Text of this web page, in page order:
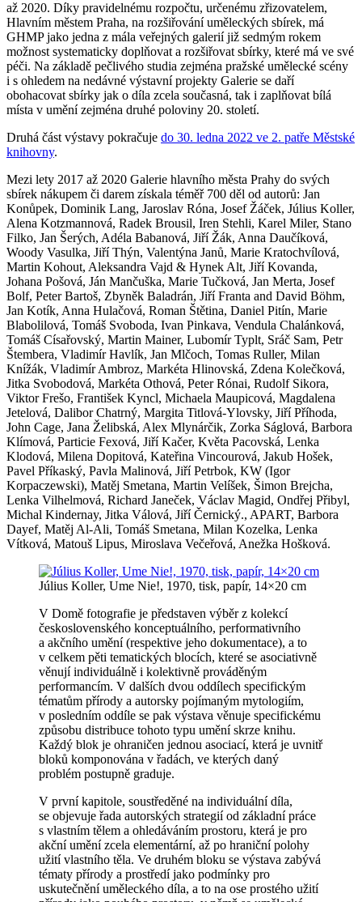
až 2020. Díky pravidelnému rozpočtu, určenému zřizovatelem,
Hlavním městem Praha, na rozšiřování uměleckých sbírek, má
GHMP jako jedna z mála veřejných galerií již sedmým rokem
možnost systematicky doplňovat a rozšiřovat sbírky, které má ve své
péči. Na základě pečlivého studia zejména pražské umělecké scény
i s ohledem na nedávné výstavní projekty Galerie se daří
obohacovat sbírky jak o díla zcela současná, tak i zaplňovat bílá
místa v umění zejména druhé poloviny 20. století.
Druhá část výstavy pokračuje do 30. ledna 2022 ve 2. patře Městské
knihovny.
Mezi lety 2017 až 2020 Galerie hlavního města Prahy do svých
sbírek nákupem či darem získala téměř 700 děl od autorů: Jan
Konůpek, Dominik Lang, Jaroslav Róna, Josef Žáček, Július Koller,
Alena Kotzmannová, Radek Brousil, Iren Stehli, Karel Miler, Stano
Filko, Jan Šerých, Adéla Babanová, Jiří Žák, Anna Daučíková,
Woody Vasulka, Jiří Thýn, Valentýna Janů, Marie Kratochvílová,
Martin Kohout, Aleksandra Vajd & Hynek Alt, Jiří Kovanda,
Johana Pošová, Ján Mančuška, Marie Tučková, Jan Merta, Josef
Bolf, Peter Bartoš, Zbyněk Baladrán, Jiří Franta and David Böhm,
Jan Kotík, Anna Hulačová, Roman Štětina, Daniel Pitín, Marie
Blabolilová, Tomáš Svoboda, Ivan Pinkava, Vendula Chalánková,
Tomáš Císařovský, Martin Mainer, Lubomír Typlt, Sráč Sam, Petr
Štembera, Vladimír Havlík, Jan Mlčoch, Tomas Ruller, Milan
Knížák, Vladimír Ambroz, Markéta Hlinovská, Zdena Kolečková,
Jitka Svobodová, Markéta Othová, Peter Rónai, Rudolf Sikora,
Viktor Frešo, František Kyncl, Michaela Maupicová, Magdalena
Jetelová, Dalibor Chatrný, Margita Titlová-Ylovsky, Jiří Příhoda,
John Cage, Jana Želibská, Alex Mlynárčik, Zorka Ságlová, Barbora
Klímová, Particie Fexová, Jiří Kačer, Květa Pacovská, Lenka
Klodová, Milena Dopitová, Kateřina Vincourová, Jakub Hošek,
Pavel Příkaský, Pavla Malinová, Jiří Petrbok, KW (Igor
Korpaczewski), Matěj Smetana, Martin Velíšek, Šimon Brejcha,
Lenka Vilhelmová, Richard Janeček, Václav Magid, Ondřej Přibyl,
Michal Kindernay, Jitka Válová, Jiří Černický., APART, Barbora
Dayef, Matěj Al-Ali, Tomáš Smetana, Milan Kozelka, Lenka
Vítková, Matouš Lipus, Miroslava Večeřová, Anežka Hošková.
Július Koller, Ume Nie!, 1970, tisk, papír, 14×20 cm
V Domě fotografie je představen výběr z kolekcí
československého konceptuálního, performativního
a akčního umění (respektive jeho dokumentace), a to
v celkem pěti tematických blocích, které se asociativně
věnují individuálně i kolektivně prováděným
performancím. V dalších dvou oddílech specifickým
tématům přírody a autorsky pojímaným mytologiím,
v posledním oddíle se pak výstava věnuje specifickému
způsobu distribuce tohoto typu umění skrze knihu.
Každý blok je ohraničen jednou asociací, která je uvnitř
bloků komponována v řadách, ve kterých daný
problém postupně graduje.
V první kapitole, soustředěné na individuální díla,
se objevuje řada autorských strategií od základní práce
s vlastním tělem a ohledáváním prostoru, která je pro
akční umění zcela elementární, až po hraniční polohy
užití vlastního těla. Ve druhém bloku se výstava zabývá
tématy přírody a prostředí jako podmínky pro
uskutečnění uměleckého díla, a to na ose prostého užití